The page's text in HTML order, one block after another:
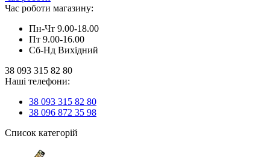
Час роботи магазину:
Пн-Чт 9.00-18.00
Пт 9.00-16.00
Сб-Нд Вихідний
38 093 315 82 80
Наші телефони:
38 093 315 82 80
38 096 872 35 98
Список категорій